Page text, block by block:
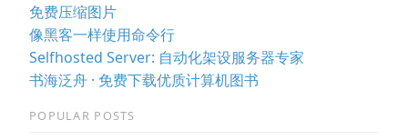
免费压缩图片
像黑客一样使用命令行
Selfhosted Server: 自动化架设服务器专家
书海泛舟 · 免费下载优质计算机图书
POPULAR POSTS